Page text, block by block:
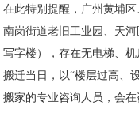
在此特别提醒，广州黄埔
南岗街道老旧工业园、天
写字楼），存在无电梯、
搬迁当日，以“楼层过高、
搬家的专业咨询人员，会